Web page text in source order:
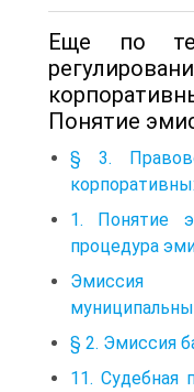
Еще по
Понятие
§ 3.
1. Понятие
процедура
Эмиссия
§ 2. Эмиссия
11. Судебная